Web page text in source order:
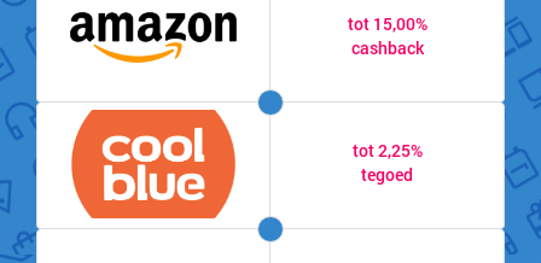
tot 15,00%
cashback
tot 2,25%
tegoed